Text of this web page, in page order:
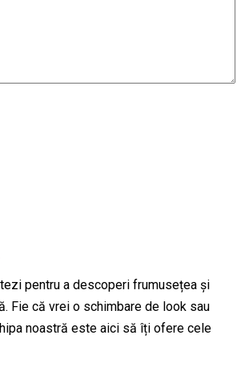
pentru a descoperi frumusețea și
Fie că vrei o schimbare de look sau
noastră este aici să îți ofere cele